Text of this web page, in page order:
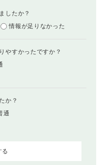
したか？
情報が足りなかった
やすかったですか？
か？
通